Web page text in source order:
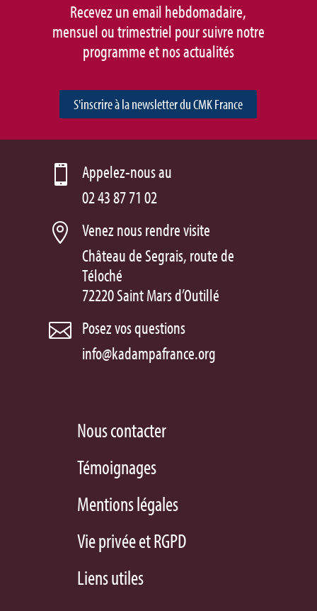
Recevez un email hebdomadaire,
mensuel ou trimestriel pour suivre notre
programme et nos actualités
S'inscrire à la newsletter du CMK France

Appelez-nous au
02 43 87 71 02

Venez nous rendre visite
Château de Segrais, route de
Téloché
72220 Saint Mars d’Outillé
 Posez vos questions
info@kadampafrance.org
Nous contacter
Témoignages
Mentions légales
Vie privée et RGPD
Liens utiles